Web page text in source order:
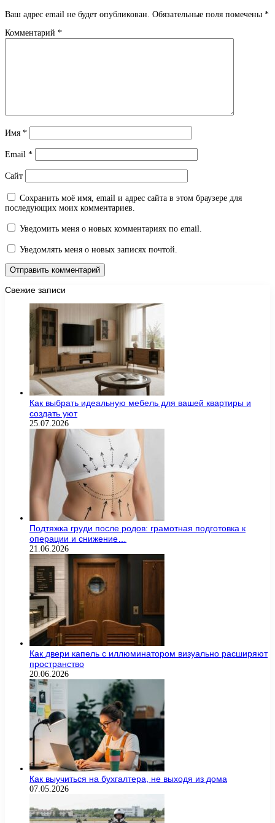
Ваш адрес email не будет опубликован. Обязательные поля помечены *
Комментарий *
Имя *
Email *
Сайт
Сохранить моё имя, email и адрес сайта в этом браузере для
последующих моих комментариев.
Уведомить меня о новых комментариях по email.
Уведомлять меня о новых записях почтой.
Свежие записи
Как выбрать идеальную мебель для вашей квартиры и
создать уют
25.07.2026
Подтяжка груди после родов: грамотная подготовка к
операции и снижение…
21.06.2026
Как двери капель с иллюминатором визуально расширяют
пространство
20.06.2026
Как выучиться на бухгалтера, не выходя из дома
07.05.2026